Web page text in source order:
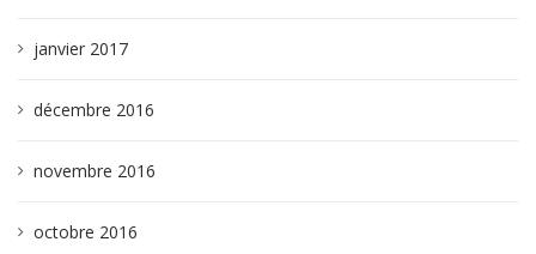
janvier 2017
décembre 2016
novembre 2016
octobre 2016